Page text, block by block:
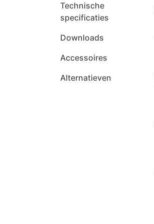
Technische
specificaties
Downloads
Accessoires
Alternatieven